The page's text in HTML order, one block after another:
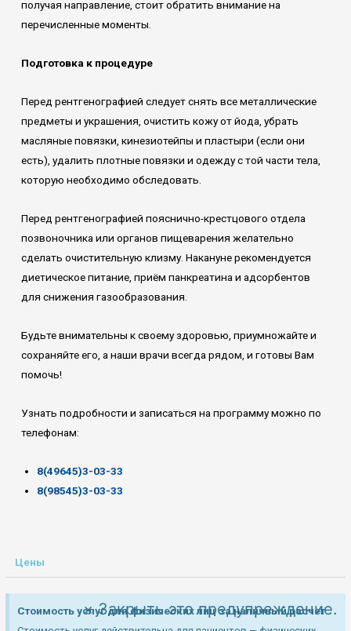
получая направление, стоит обратить внимание на
перечисленные моменты.
Подготовка к процедуре
Перед рентгенографией следует снять все металлические
предметы и украшения, очистить кожу от йода, убрать
масляные повязки, кинезиотейпы и пластыри (если они
есть), удалить плотные повязки и одежду с той части тела,
которую необходимо обследовать.
Перед рентгенографией пояснично-крестцового отдела
позвоночника или органов пищеварения желательно
сделать очистительную клизму. Накануне рекомендуется
диетическое питание, приём панкреатина и адсорбентов
для снижения газообразования.
Будьте внимательны к своему здоровью, приумножайте и
сохраняйте его, а наши врачи всегда рядом, и готовы Вам
помочь!
Узнать подробности и записаться на программу можно по
телефонам:
8(49645)3-03-33
8(98545)3-03-33
Цены
Стоимость услуг для физических лиц за наличный расчет
× Закрыть это предупреждение.